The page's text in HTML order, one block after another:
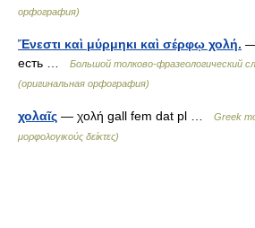
орфография)
Ἔνεστι καὶ μύρμηκι καὶ σέρφῳ χολή. —
есть …
Большой толково-фразеологический
(оригинальная орфография)
χολαῖς — χολή gall fem dat pl …
Greek
μορφολογικούς δείκτες)